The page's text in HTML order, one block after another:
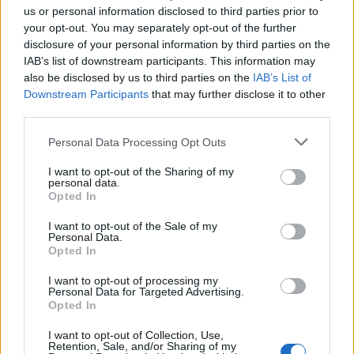
us or personal information disclosed to third parties prior to
your opt-out. You may separately opt-out of the further
disclosure of your personal information by third parties on the
IAB’s list of downstream participants. This information may
also be disclosed by us to third parties on the IAB’s List of
Downstream Participants that may further disclose it to other
Personal Data Processing Opt Outs
I want to opt-out of the Sharing of my
personal data.
Opted In
I want to opt-out of the Sale of my
Personal Data.
Opted In
I want to opt-out of processing my
Personal Data for Targeted Advertising.
Opted In
I want to opt-out of Collection, Use,
Retention, Sale, and/or Sharing of my
Meddig használható még a régi
személyi?
Sok román állampolgár még mindig az 1997-es
mintára kiállított személyi igazolványt használja,
azonban ezt fokozatosan kivonják a forgalomból,
amint az új elektronikus és egyszerű személyi